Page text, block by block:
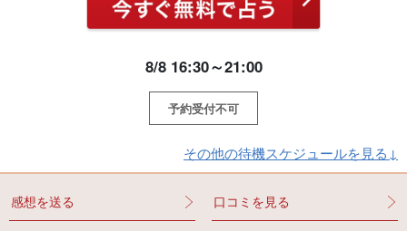
8/8 16:30～21:00
予約受付不可
その他の待機スケジュールを見る↓
感想を送る 口コミを見る